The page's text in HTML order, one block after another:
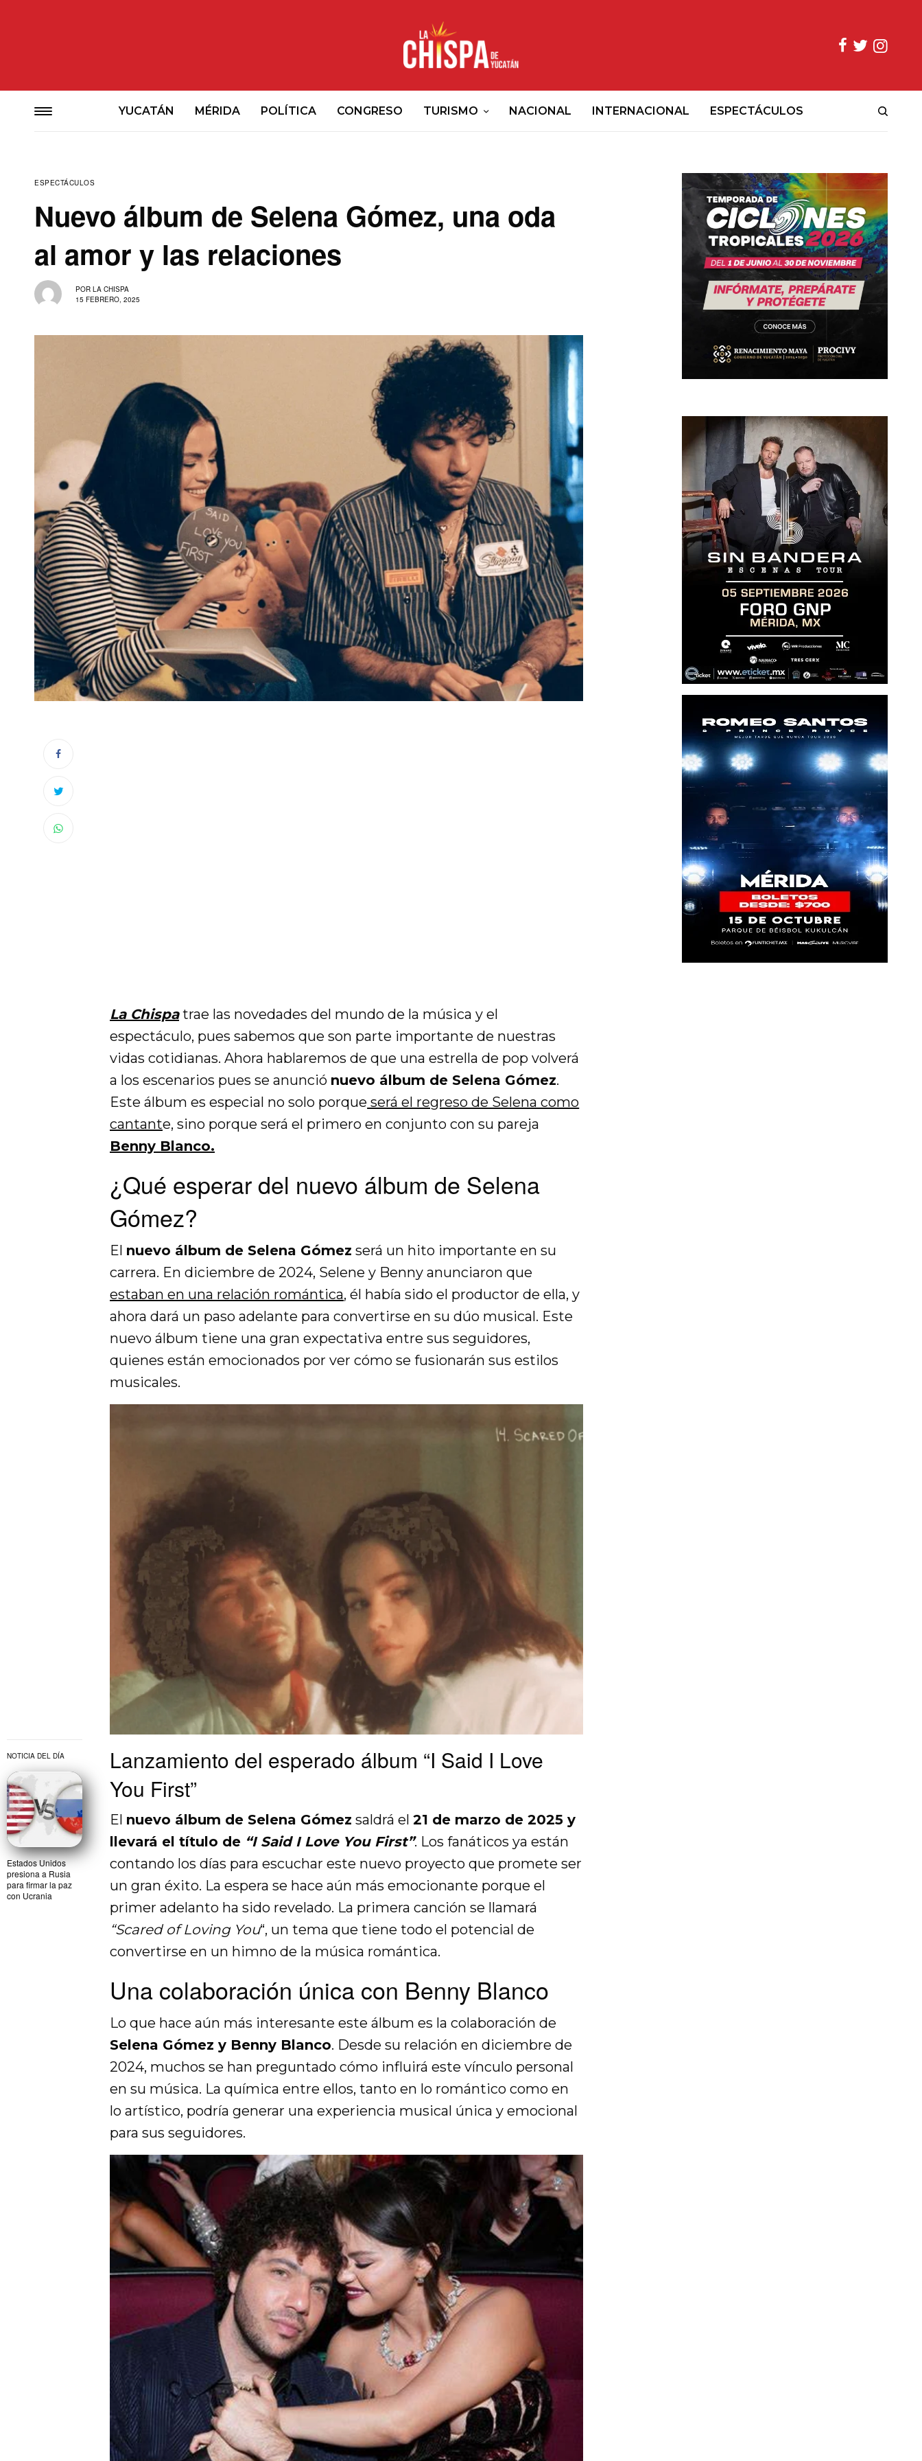
YUCATÁN MÉRIDA POLÍTICA CONGRESO TURISMO NACIONAL INTERNACIONAL ESPECTÁCULOS
ESPECTÁCULOS
Nuevo álbum de Selena Gómez, una oda
al amor y las relaciones
POR LA CHISPA
15 FEBRERO, 2025
NOTICIA DEL DÍA
Estados Unidos
presiona a Rusia
para firmar la paz
con Ucrania
La Chispatrae las novedades del mundo de la música y el
espectáculo, pues sabemos que son parte importante de nuestras
vidas cotidianas. Ahora hablaremos de que una estrella de pop volverá
a los escenarios pues se anunció nuevo álbum de Selena Gómez.
Este álbum es especial no solo porque será el regreso de Selena como
cantante, sino porque será el primero en conjunto con su pareja
Benny Blanco.
¿Qué esperar del nuevo álbum de Selena
Gómez?
El nuevo álbum de Selena Gómez será un hito importante en su
carrera. En diciembre de 2024, Selene y Benny anunciaron que
estaban en una relación romántica, él había sido el productor de ella, y
ahora dará un paso adelante para convertirse en su dúo musical. Este
nuevo álbum tiene una gran expectativa entre sus seguidores,
quienes están emocionados por ver cómo se fusionarán sus estilos
musicales.
Lanzamiento del esperado álbum “I Said I Love
You First”
El nuevo álbum de Selena Gómez saldrá el21 de marzo de 2025 y
llevará el título de “I Said I Love You First”. Los fanáticos ya están
contando los días para escuchar este nuevo proyecto que promete ser
un gran éxito. La espera se hace aún más emocionante porque el
primer adelanto ha sido revelado. La primera canción se llamará
“Scared of Loving You“, un tema que tiene todo el potencial de
convertirse en un himno de la música romántica.
Una colaboración única con Benny Blanco
Lo que hace aún más interesante este álbum es la colaboración de
Selena Gómez y Benny Blanco. Desde su relación en diciembre de
2024, muchos se han preguntado cómo influirá este vínculo personal
en su música. La química entre ellos, tanto en lo romántico como en
lo artístico, podría generar una experiencia musical única y emocional
para sus seguidores.